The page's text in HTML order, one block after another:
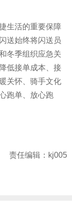
生活的重要保障
送始终将闪送员
冬季组织应急关
低接单成本、接
关怀、骑手文化
跑单、放心跑
责任编辑：kj005